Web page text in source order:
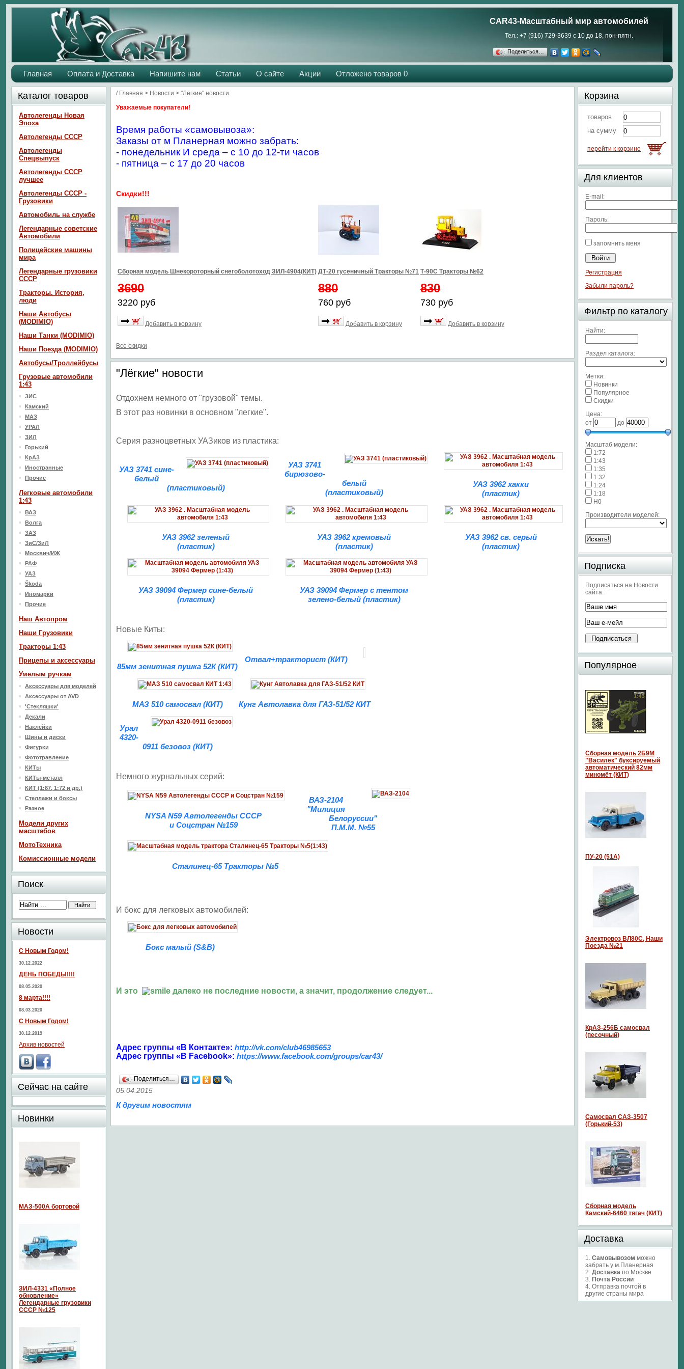
CAR43-Масштабный мир автомобилей
Тел.: +7 (916) 729-3639 с 10 до 18, пон-пятн.
Поделиться…
Главная Оплата и Доставка Напишите нам Статьи О сайте Акции Отложено товаров 0
/ Главная > Новости > "Лёгкие" новости
Уважаемые покупатели!
Время работы «самовывоза»:
Заказы от м Планерная можно забрать:
- понедельник И среда – с 10 до 12-ти часов
- пятница – с 17 до 20 часов
Скидки!!!
Сборная модель Шнекороторный снегоболотоход ЗИЛ-4904(КИТ)
3690
3220 руб
Добавить в корзину
ДТ-20 гусеничный Тракторы №71
880
760 руб
Добавить в корзину
Т-90С Тракторы №62
830
730 руб
Добавить в корзину
Все скидки
"Лёгкие" новости
Отдохнем немного от "грузовой" темы.
В этот раз новинки в основном "легкие".
Серия разноцветных УАЗиков из пластика:
УАЗ 3741 сине-
белый
(пластиковый)
УАЗ 3741
бирюзово-
белый
(пластиковый)
УАЗ 3962 хакки
(пластик)
УАЗ 3962 зеленый
(пластик)
УАЗ 3962 кремовый
(пластик)
УАЗ 3962 св. серый
(пластик)
УАЗ 39094 Фермер сине-белый
(пластик)
УАЗ 39094 Фермер с тентом
зелено-белый (пластик)
Новые Киты:
85мм зенитная пушка 52К (КИТ)
Отвал+тракторист (КИТ)
МАЗ 510 самосвал (КИТ) Кунг Автолавка для ГАЗ-51/52 КИТ
Урал
4320-
0911 безовоз (КИТ)
Немного журнальных серий:
NYSA N59 Автолегенды СССР
и Соцстран №159
ВАЗ-2104
"Милиция
Белоруссии"
П.М.М. №55
Сталинец-65 Тракторы №5
И бокс для легковых автомобилей:
Бокс малый (S&B)
И это далеко не последние новости, а значит, продолжение следует...
Адрес группы «В Контакте»: http://vk.com/club46985653
Адрес группы «В Facebook»: https://www.facebook.com/groups/car43/
Поделиться…
05.04.2015
К другим новостям
Каталог товаров
Автолегенды Новая
Эпоха
Автолегенды СССР
Автолегенды
Спецвыпуск
Автолегенды СССР
лучшее
Автолегенды СССР -
Грузовики
Автомобиль на службе
Легендарные советские
Автомобили
Полицейские машины
мира
Легендарные грузовики
СССР
Тракторы. История,
люди
Наши Автобусы
(MODIMIO)
Наши Танки (MODIMIO)
Наши Поезда (MODIMIO)
Автобусы/Троллейбусы
Грузовые автомобили
1:43
ЗИС
Камский
МАЗ
УРАЛ
ЗИЛ
Горький
КрАЗ
Иностранные
Прочие
Легковые автомобили
1:43
ВАЗ
Волга
ЗАЗ
ЗиС/ЗиЛ
Москвич/ИЖ
РАФ
УАЗ
Škoda
Иномарки
Прочие
Наш Aвтопром
Наши Грузовики
Тракторы 1:43
Прицепы и аксессуары
Умелым ручкам
Аксессуары для моделей
Аксессуары от AVD
'Стекляшки'
Декали
Наклейки
Шины и диски
Фигурки
Фототравление
КИТы
КИТы-металл
КИТ (1:87, 1:72 и др.)
Стеллажи и боксы
Разное
Модели других
масштабов
МотоТехника
Комиссионные модели
Поиск
Новости
С Новым Годом!
30.12.2022
ДЕНЬ ПОБЕДЫ!!!!
08.05.2020
8 марта!!!!
08.03.2020
С Новым Годом!
30.12.2019
Архив новостей
Сейчас на сайте
Новинки
МАЗ-500А бортовой
ЗИЛ-4331 «Полное
обновление»
Легендарные грузовики
СССР №125
Корзина
товаров
на сумму
перейти к корзине
Для клиентов
E-mail:
Пароль:
запомнить меня
Регистрация
Забыли пароль?
Фильтр по каталогу
Найти:
Раздел каталога:
Метки:
Новинки
Популярное
Скидки
Цена:
от
до
Масштаб модели:
1:72
1:43
1:35
1:32
1:24
1:18
H0
Производители моделей:
Подписка
Подписаться на Новости
сайта:
Популярное
Сборная модель 2Б9М
"Василек" буксируемый
автоматический 82мм
миномёт (КИТ)
ПУ-20 (51А)
Электровоз ВЛ80С, Наши
Поезда №21
КрАЗ-256Б самосвал
(песочный)
Самосвал САЗ-3507
(Горький-53)
Сборная модель
Камский-6460 тягач (КИТ)
Доставка
1. Самовывозом можно
забрать у м.Планерная
2. Доставка по Москве
3. Почта России
4. Отправка почтой в
другие страны мира